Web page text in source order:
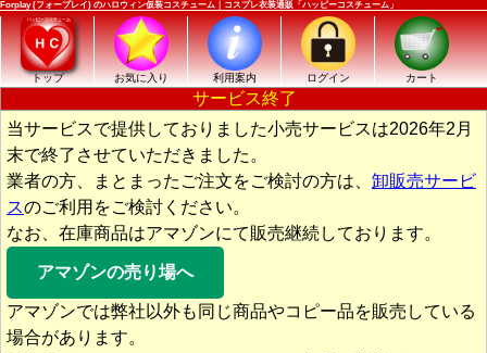
Forplay (フォープレイ) のハロウィン仮装コスチューム｜コスプレ衣装通販「ハッピーコスチューム」
トップ お気に入り 利用案内 ログイン カート
サービス終了
当サービスで提供しておりました小売サービスは2026年2月
末で終了させていただきました。
業者の方、まとまったご注文をご検討の方は、 卸販売サービ
スのご利用をご検討ください。
なお、在庫商品はアマゾンにて販売継続しております。
アマゾンの売り場へ
アマゾンでは弊社以外も同じ商品やコピー品を販売している
場合があります。